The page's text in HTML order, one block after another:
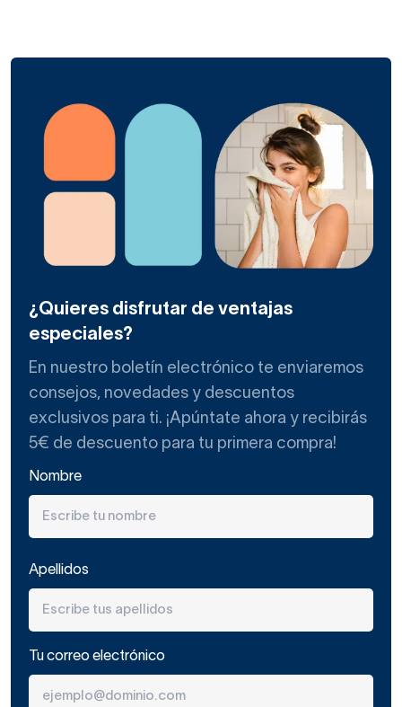
¿Quieres disfrutar de ventajas
especiales?
En nuestro boletín electrónico te enviaremos
consejos, novedades y descuentos
exclusivos para ti. ¡Apúntate ahora y recibirás
5€ de descuento para tu primera compra!
Nombre
Apellidos
Tu correo electrónico